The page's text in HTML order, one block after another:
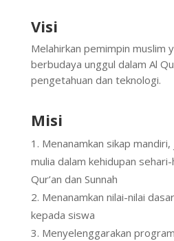
Visi
Melahirkan pemimpin muslim
berbudaya unggul dalam Al
pengetahuan dan teknologi.
Misi
Menanamkan sikap
mulia dalam kehidupan
Qur’an dan Sunnah
Menanamkan nilai-nilai
kepada siswa
Menyelenggarakan